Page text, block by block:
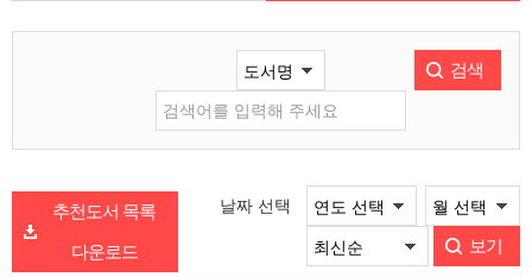
검색
추천도서 목록
다운로드
날짜 선택
보기